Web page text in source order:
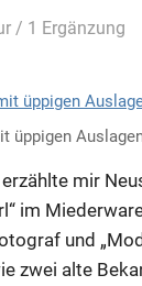
/ 1 Ergänzung
üppigen
mir
im
und
zwei alte